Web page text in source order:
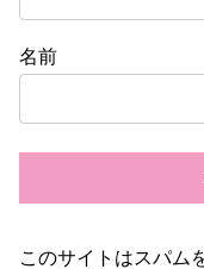
名前
このサイトはスパム